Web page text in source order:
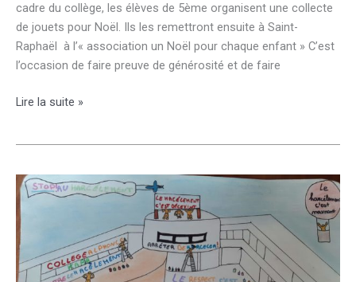
cadre du collège, les élèves de 5ème organisent une collecte
de jouets pour Noël. Ils les remettront ensuite à Saint-
Raphaël à l’« association un Noël pour chaque enfant » C’est
l’occasion de faire preuve de générosité et de faire
GRANDE
« association
UN
Noël
CHAQUE
ENFANT
Lire la suite »